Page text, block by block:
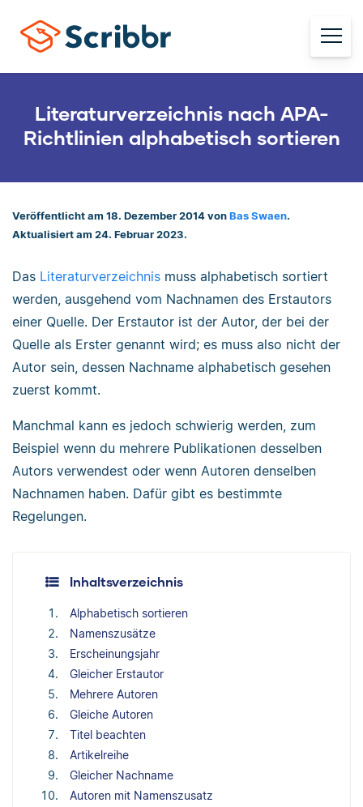
Literaturverzeichnis nach APA-
Richtlinien alphabetisch sortieren
Veröffentlicht am 18. Dezember 2014 von Bas Swaen.
Aktualisiert am 24. Februar 2023.
Das Literaturverzeichnis muss alphabetisch sortiert
werden, ausgehend vom Nachnamen des Erstautors
einer Quelle. Der Erstautor ist der Autor, der bei der
Quelle als Erster genannt wird; es muss also nicht der
Autor sein, dessen Nachname alphabetisch gesehen
zuerst kommt.
Manchmal kann es jedoch schwierig werden, zum
Beispiel wenn du mehrere Publikationen desselben
Autors verwendest oder wenn Autoren denselben
Nachnamen haben. Dafür gibt es bestimmte
Regelungen.
Inhaltsverzeichnis
Alphabetisch sortieren
Namenszusätze
Erscheinungsjahr
Gleicher Erstautor
Mehrere Autoren
Gleiche Autoren
Titel beachten
Artikelreihe
Gleicher Nachname
Autoren mit Namenszusatz